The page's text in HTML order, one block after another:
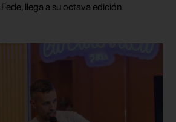
llega a su octava edición